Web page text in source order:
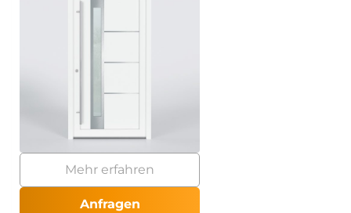
Mehr erfahren
Anfragen